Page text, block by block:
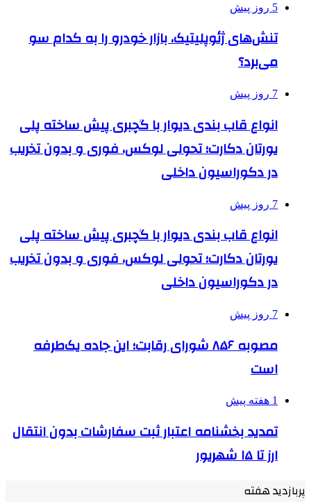
5 روز پیش
تنش‌های ژئوپلیتیک، بازار خودرو را به کدام سو
می‌برد؟
7 روز پیش
انواع قاب بندی دیوار با گچبری پیش ساخته پلی
یورتان دکارت؛ تحولی لوکس، فوری و بدون تخریب
در دکوراسیون داخلی
7 روز پیش
انواع قاب بندی دیوار با گچبری پیش ساخته پلی
یورتان دکارت؛ تحولی لوکس، فوری و بدون تخریب
در دکوراسیون داخلی
7 روز پیش
مصوبه ۸۵۶ شورای رقابت؛ این جاده یک‌طرفه
است
1 هفته پیش
تمدید بخشنامه اعتبار ثبت سفارشات بدون انتقال
ارز تا ۱۵ شهریور
پربازدید هفته